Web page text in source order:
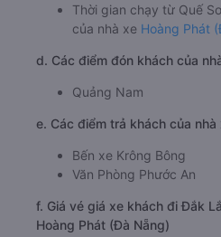
Thời gian chạy từ Quế
của nhà xe Hoàng Phát
d. Các điểm đón khách của
Quảng Nam
e. Các điểm trả khách của
Bến xe Krông Bông
Văn Phòng Phước An
f. Giá vé giá xe khách đi Đắk
Hoàng Phát (Đà Nẵng)